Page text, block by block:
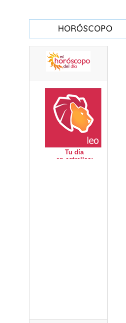
HORÓSCOPO